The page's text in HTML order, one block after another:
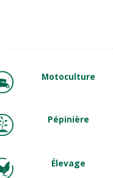
Motoculture
Pépinière
Élevage